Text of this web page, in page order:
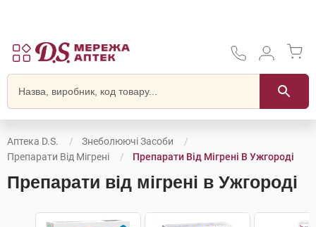
Аптека D.S.
Знеболюючі Засоби
Препарати Від Мігрені
Препарати Від Мігрені В Ужгороді
Препарати від мігрені в Ужгороді